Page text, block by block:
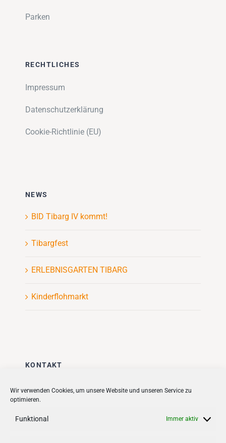
Wir verwenden Cookies, um unsere Website und unseren Service zu
optimieren.
Funktional Immer aktiv
Parken
RECHTLICHES
Impressum
Datenschutzerklärung
Cookie-Richtlinie (EU)
NEWS
BID Tibarg IV kommt!
Tibargfest
ERLEBNISGARTEN TIBARG
Kinderflohmarkt
KONTAKT
Stadt + Handel City- und
Quartiersmanagement